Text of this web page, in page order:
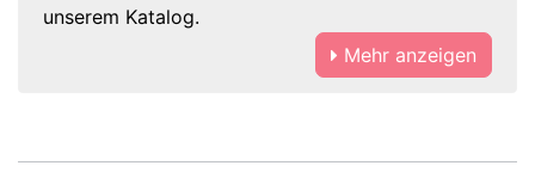
unserem Katalog.
Mehr anzeigen